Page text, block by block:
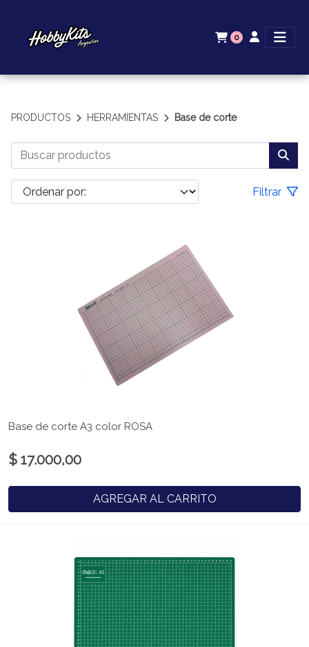
0
PRODUCTOS HERRAMIENTAS Base de corte
Filtrar
Base de corte A3 color ROSA
$ 17.000,00
AGREGAR AL CARRITO